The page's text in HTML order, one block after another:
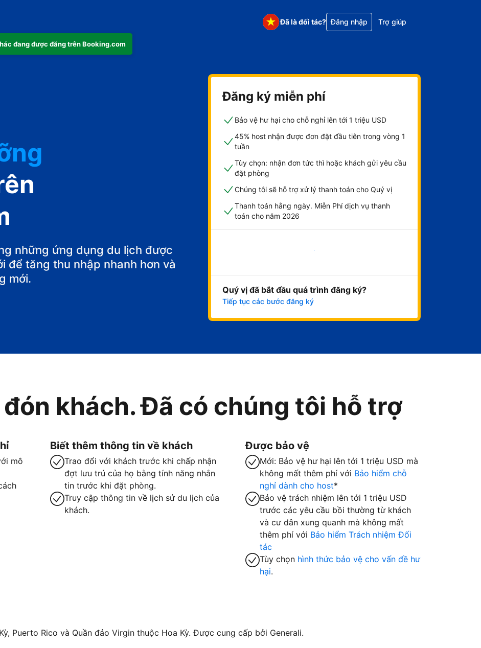
đang được đăng trên Booking.com
Đã là đối tác? Đăng nhập Trợ giúp
những ứng dụng du lịch được
để tăng thu nhập nhanh hơn và
mới.
Đăng ký miễn phí
Bảo vệ hư hại cho chỗ nghỉ lên tới 1 triệu USD
45% host nhận được đơn đặt đầu tiên trong vòng 1
tuần
Tùy chọn: nhận đơn tức thì hoặc khách gửi yêu cầu
đặt phòng
Chúng tôi sẽ hỗ trợ xử lý thanh toán cho Quý vị
Thanh toán hằng ngày. Miễn Phí dịch vụ thanh
toán cho năm 2026
Bắt đầu ngay
Quý vị đã bắt đầu quá trình đăng ký?
Tiếp tục các bước đăng ký
khách. Đã có chúng tôi hỗ trợ
mô
Biết thêm thông tin về khách
Trao đổi với khách trước khi chấp nhận
đợt lưu trú của họ bằng tính năng nhắn
tin trước khi đặt phòng.
Truy cập thông tin về lịch sử du lịch của
khách.
Được bảo vệ
Mới: Bảo vệ hư hại lên tới 1 triệu USD mà
không mất thêm phí với Bảo hiểm chỗ
nghỉ dành cho host*
Bảo vệ trách nhiệm lên tới 1 triệu USD
trước các yêu cầu bồi thường từ khách
và cư dân xung quanh mà không mất
thêm phí với Bảo hiểm Trách nhiệm Đối
tác
Tùy chọn hình thức bảo vệ cho vấn đề hư
hại.
nay
Puerto Rico và Quần đảo Virgin thuộc Hoa Kỳ. Được cung cấp bởi Generali.